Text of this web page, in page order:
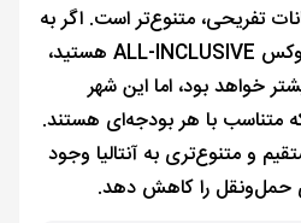
تفریحی، متنوع‌تر است. اگر به
دنبال اقامت در هتل‌های لوکس ALL-INCLUSIVE هستید،
خواهد بود، اما این شهر
که متناسب با هر بودجه‌ای هستند.
و متنوع‌تری به آنتالیا وجود
حمل‌ونقل را کاهش دهد.